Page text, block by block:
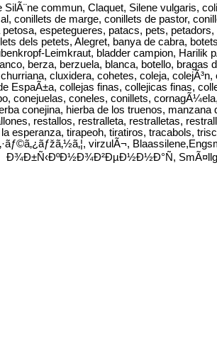
SilÃ¨ne commun, Claquet, Silene vulgaris,
conillets de marge, conillets de pastor,
espetegueres, patacs, pets,
dels petets, Alegret, banya de cabra,
Leimkraut, bladder campion,
berza, berzuela, blanca, botello,
cluxidera, cohetes, coleja,
EspaÃ±a, collejas finas, collejicas finas,
conejuelas, coneles, conillets,
conejina, hierba de los truenos,
restallos, restralleta, restralletas,
esperanza, tirapeoh, tiratiros, tracabols,
virzulÃ¬,
Ð¾Ð±Ñ‹ÐºÐ½Ð¾Ð²ÐµÐ½Ð½Ð°Ñ,